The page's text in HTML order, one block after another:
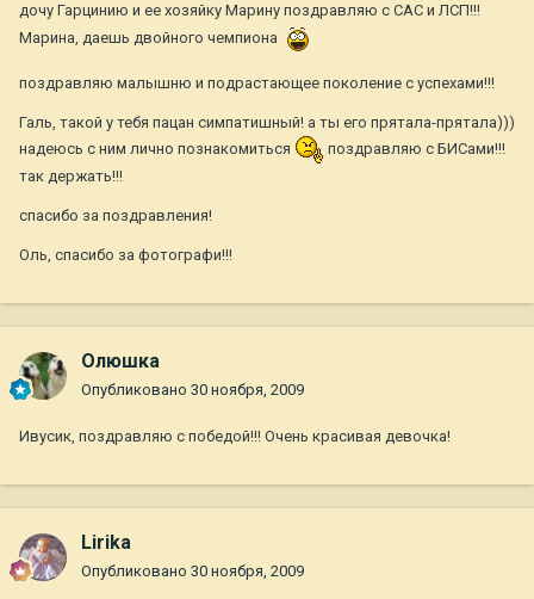
дочу Гарцинию и ее хозяйку Марину поздравляю с САС и ЛСП!!!
Марина, даешь двойного чемпиона
поздравляю малышню и подрастающее поколение с успехами!!!
Галь, такой у тебя пацан симпатишный! а ты его прятала-прятала)))
надеюсь с ним лично познакомиться
поздравляю с БИСами!!!
так держать!!!
спасибо за поздравления!
Оль, спасибо за фотографи!!!
Олюшка
Опубликовано 30 ноября, 2009
Ивусик, поздравляю с победой!!! Очень красивая девочка!
Lirika
Опубликовано 30 ноября, 2009